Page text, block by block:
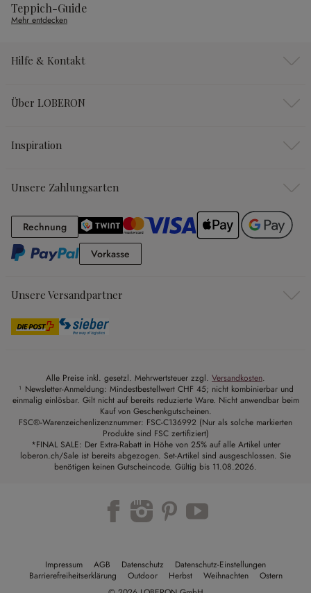
Teppich-Guide
Mehr entdecken
Hilfe & Kontakt
Über LOBERON
Inspiration
Unsere Zahlungsarten
RechnungRechnung
Vorkasse
Unsere Versandpartner
Alle Preise inkl. gesetzl. Mehrwertsteuer zzgl. Versandkosten.
¹ Newsletter-Anmeldung: Mindestbestellwert CHF 45; nicht kombinierbar und
einmalig einlösbar. Gilt nicht auf bereits reduzierte Ware. Nicht anwendbar beim
Kauf von Geschenkgutscheinen.
FSC®-Warenzeichenlizenznummer: FSC-C136992 (Nur als solche markierten
Produkte sind FSC zertifiziert)
*FINAL SALE: Der Extra-Rabatt in Höhe von 25% auf alle Artikel unter
loberon.ch/Sale ist bereits abgezogen. Set-Artikel sind ausgeschlossen. Sie
benötigen keinen Gutscheincode. Gültig bis 11.08.2026.
Impressum AGB Datenschutz
Datenschutz-Einstellungen
Barrierefreiheitserklärung
Outdoor Herbst Weihnachten
Ostern